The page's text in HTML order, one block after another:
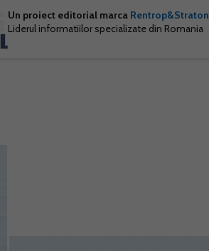
Un proiect editorial marca Rentrop&Straton
Liderul informatiilor specializate din Romania